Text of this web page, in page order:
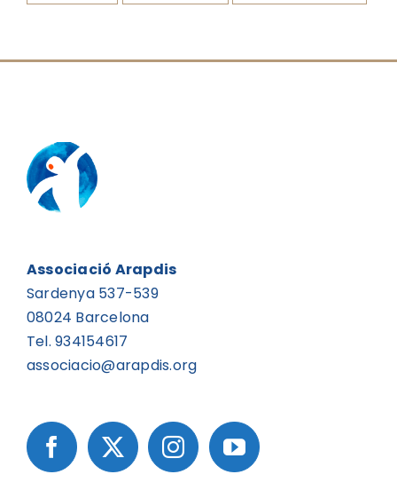
Associació Arapdis
Sardenya 537-539
08024 Barcelona
Tel. 934154617
associacio@arapdis.org